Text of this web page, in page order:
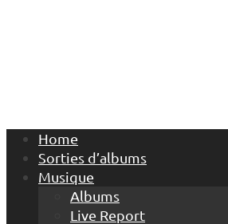
Home
Sorties d’albums
Musique
Albums
Live Report